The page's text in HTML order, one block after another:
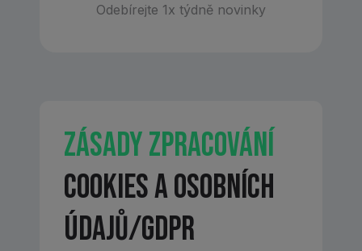
Odebírejte 1x týdně novinky
Zásady zpracování
cookies a osobních
údajů/GDPR